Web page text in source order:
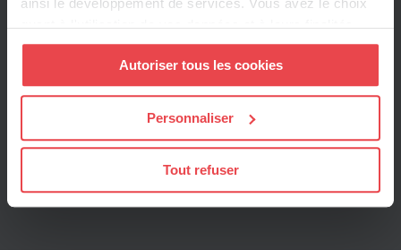
quant à l'utilisation de vos données et à leurs finalités.
Vous pouvez modifier ou retirer votre consentement à
tout moment en consultant la Déclaration relative aux
cookies ou en cliquant sur l'icône de confidentialité.
géographique qui peuvent être précises à plusieurs
Autoriser tous les cookies
Personnaliser
Tout refuser